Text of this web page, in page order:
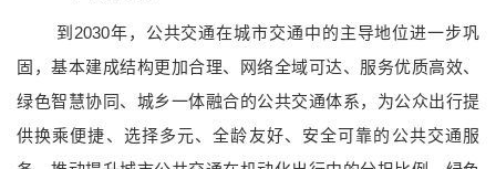
到2030年，公共交通在城市交通中的主导地位进一步巩
固，基本建成结构更加合理、网络全域可达、服务优质高效、
绿色智慧协同、城乡一体融合的公共交通体系，为公众出行提
供换乘便捷、选择多元、全龄友好、安全可靠的公共交通服